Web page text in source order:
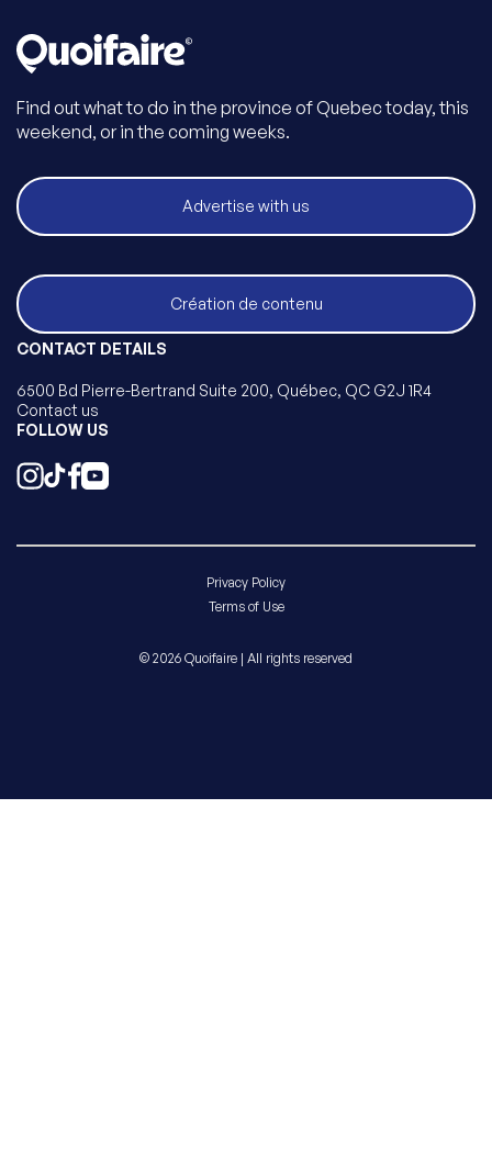
Find out what to do in the province of Quebec today, this
weekend, or in the coming weeks.
Advertise with us
Création de contenu
CONTACT DETAILS
6500 Bd Pierre-Bertrand Suite 200, Québec, QC G2J 1R4
Contact us
FOLLOW US
Privacy Policy
Terms of Use
© 2026 Quoifaire | All rights reserved